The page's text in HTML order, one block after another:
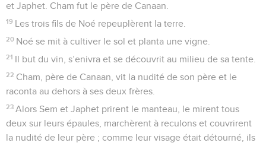
et Japhet. Cham fut le père de Canaan.
19 Les trois fils de Noé repeuplèrent la terre.
20 Noé se mit à cultiver le sol et planta une vigne.
21 Il but du vin, s’enivra et se découvrit au milieu de sa tente.
22 Cham, père de Canaan, vit la nudité de son père et le
raconta au dehors à ses deux frères.
23 Alors Sem et Japhet prirent le manteau, le mirent tous
deux sur leurs épaules, marchèrent à reculons et couvrirent
la nudité de leur père ; comme leur visage était détourné, ils